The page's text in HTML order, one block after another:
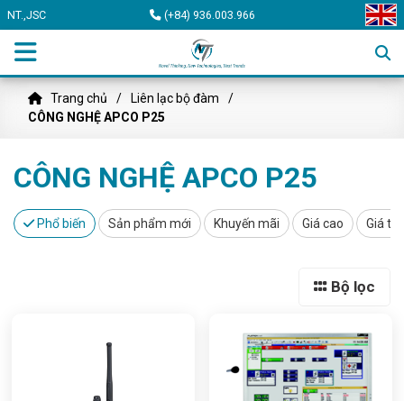
NT.,JSC (+84) 936.003.966
Trang chủ
Liên lạc bộ đàm
CÔNG NGHỆ APCO P25
CÔNG NGHỆ APCO P25
Phổ biến Sản phẩm mới Khuyến mãi Giá cao Giá
Bộ lọc